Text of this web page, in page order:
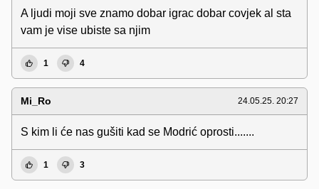
A ljudi moji sve znamo dobar igrac dobar covjek al sta
vam je vise ubiste sa njim
1 4
Mi_Ro 24.05.25. 20:27
S kim li će nas gušiti kad se Modrić oprosti.......
1 3